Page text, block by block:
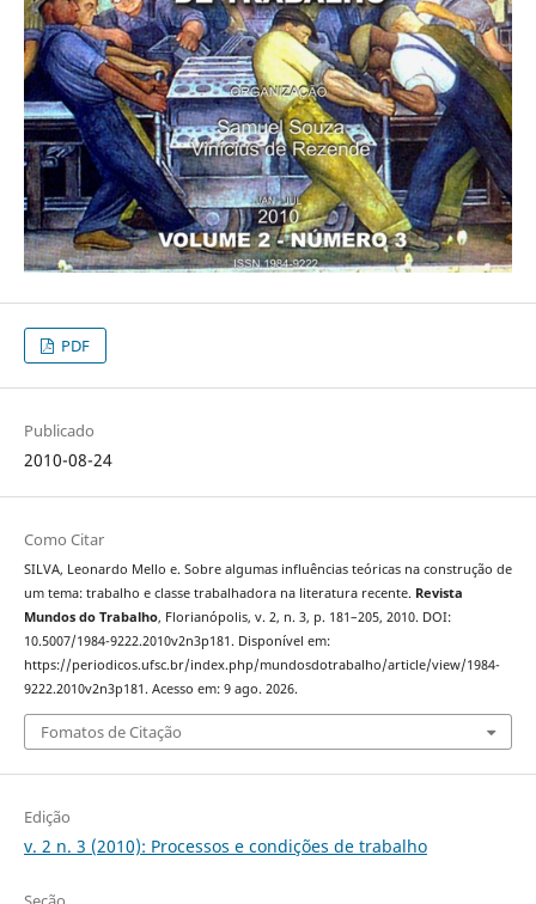
PDF
Publicado
2010-08-24
Como Citar
SILVA, Leonardo Mello e. Sobre algumas influências teóricas na construção de
um tema: trabalho e classe trabalhadora na literatura recente. Revista
Mundos do Trabalho, Florianópolis, v. 2, n. 3, p. 181–205, 2010. DOI:
10.5007/1984-9222.2010v2n3p181. Disponível em:
https://periodicos.ufsc.br/index.php/mundosdotrabalho/article/view/1984-
9222.2010v2n3p181. Acesso em: 9 ago. 2026.
Fomatos de Citação
Edição
v. 2 n. 3 (2010): Processos e condições de trabalho